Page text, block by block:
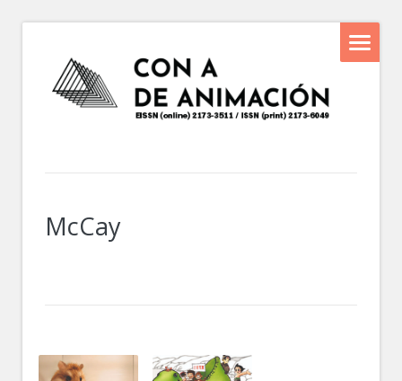
McCay